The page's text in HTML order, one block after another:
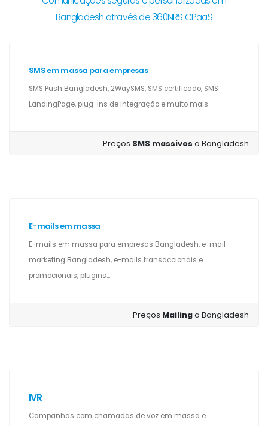
Bangladesh através de 360NRS CPaaS
SMS em massa para empresas
SMS Push Bangladesh, 2WaySMS, SMS certificado, SMS
LandingPage, plug-ins de integração e muito mais.
Preços SMS massivosa Bangladesh
E-mails em massa
E-mails em massa para empresas Bangladesh, e-mail
marketing Bangladesh, e-mails transaccionais e
promocionais, plugins...
Preços Mailinga Bangladesh
IVR
Campanhas com chamadas de voz em massa e